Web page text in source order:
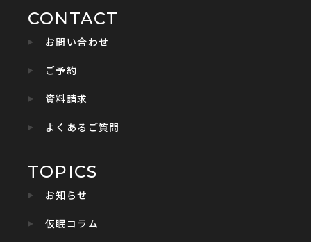
CONTACT
お問い合わせ
ご予約
資料請求
よくあるご質問
TOPICS
お知らせ
仮眠コラム